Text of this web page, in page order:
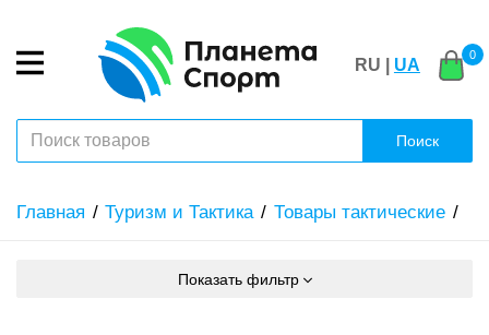
RU | UA
0
Поиск
Главная Туризм и Тактика Товары тактические
Показать фильтр